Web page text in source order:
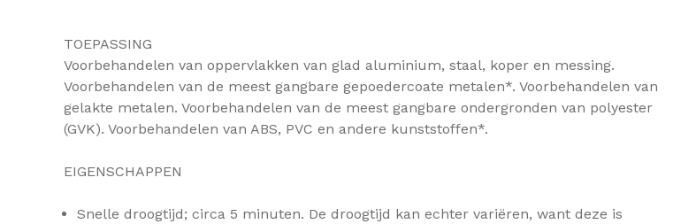
TOEPASSING
Voorbehandelen van oppervlakken van glad aluminium, staal, koper en messing.
Voorbehandelen van de meest gangbare gepoedercoate metalen*. Voorbehandelen van
gelakte metalen. Voorbehandelen van de meest gangbare ondergronden van polyester
(GVK). Voorbehandelen van ABS, PVC en andere kunststoffen*.
EIGENSCHAPPEN
Snelle droogtijd; circa 5 minuten. De droogtijd kan echter variëren, want deze is